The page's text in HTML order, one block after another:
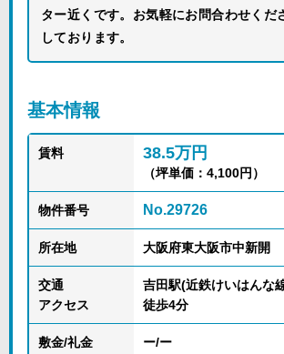
ター近くです。お気軽にお問合わせくだ
しております。
基本情報
賃料 38.5万円
（坪単価：4,100円）
物件番号 No.29726
所在地 大阪府東大阪市中新開
交通
アクセス
吉田駅(近鉄けいはんな
徒歩4分
敷金/礼金 ー/ー